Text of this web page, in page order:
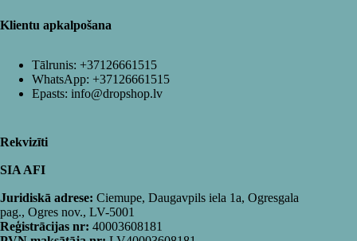
Klientu apkalpošana
Tālrunis: +37126661515
WhatsApp: +37126661515
Epasts: info@dropshop.lv
Rekvizīti
SIA AFI
Juridiskā adrese: Ciemupe, Daugavpils iela 1a, Ogresgala
pag., Ogres nov., LV-5001
Reģistrācijas nr: 40003608181